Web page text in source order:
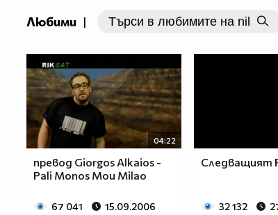
Любими |
04:22
превод Giorgos Alkaios -
Pali Monos Mou Milao
67 041 15.09.2006
Следващият
32 132